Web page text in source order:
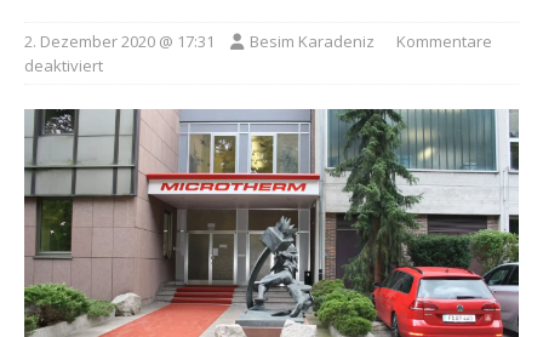
2. Dezember 2020 @ 17:31 Besim Karadeniz
Kommentare
deaktiviert